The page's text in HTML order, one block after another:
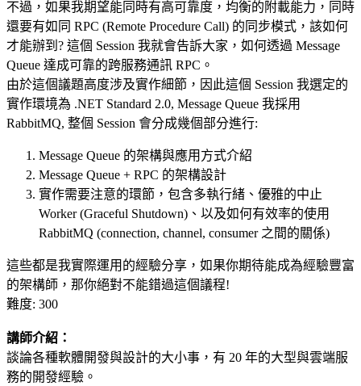
不過，如果我期望能同時有高可靠度，均衡的附載能力，同時
還要有如同 RPC (Remote Procedure Call) 的同步模式，該如何
才能辦到? 這個 Session 我就會告訴大家，如何透過 Message
Queue 達成可靠的跨服務通訊 RPC。
由於這個議題高度涉及實作細節，因此這個 Session 我選定的
實作環境為 .NET Standard 2.0, Message Queue 我採用
RabbitMQ, 整個 Session 會分成幾個部分進行:
Message Queue 的架構與應用方式介紹
Message Queue + RPC 的架構設計
實作需要注意的環節，包含多執行緒、優雅的中止
Worker (Graceful Shutdown)、以及如何有效率的使用
RabbitMQ (connection, channel, consumer 之間的關係)
這些都是我實際運用的經驗分享，如果你期待能成為經驗豐富
的架構師，那你絕對不能錯過這個議程!
難度: 300
講師介紹：
談論各種軟體開發與設計的大小事，有 20 年的大型與雲端服
務的開發經驗。